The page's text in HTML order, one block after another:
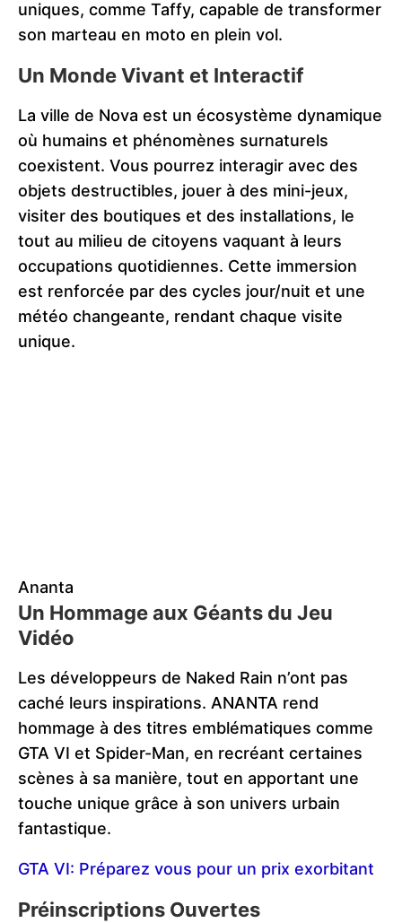
uniques, comme Taffy, capable de transformer
son marteau en moto en plein vol.
Un Monde Vivant et Interactif
La ville de Nova est un écosystème dynamique
où humains et phénomènes surnaturels
coexistent. Vous pourrez interagir avec des
objets destructibles, jouer à des mini-jeux,
visiter des boutiques et des installations, le
tout au milieu de citoyens vaquant à leurs
occupations quotidiennes. Cette immersion
est renforcée par des cycles jour/nuit et une
météo changeante, rendant chaque visite
unique.
Ananta
Un Hommage aux Géants du Jeu
Vidéo
Les développeurs de Naked Rain n’ont pas
caché leurs inspirations. ANANTA rend
hommage à des titres emblématiques comme
GTA VI et Spider-Man, en recréant certaines
scènes à sa manière, tout en apportant une
touche unique grâce à son univers urbain
fantastique.
GTA VI: Préparez vous pour un prix exorbitant
Préinscriptions Ouvertes